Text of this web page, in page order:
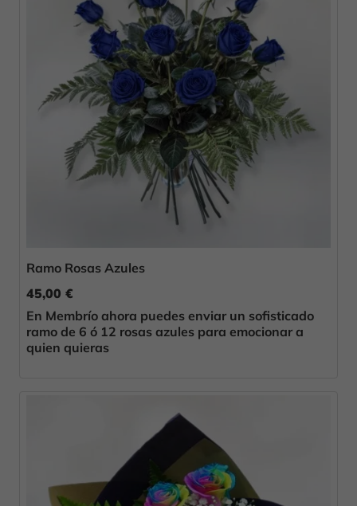
Ramo Rosas Azules
45,00 €
En Membrío ahora puedes enviar un sofisticado
ramo de 6 ó 12 rosas azules para emocionar a
quien quieras